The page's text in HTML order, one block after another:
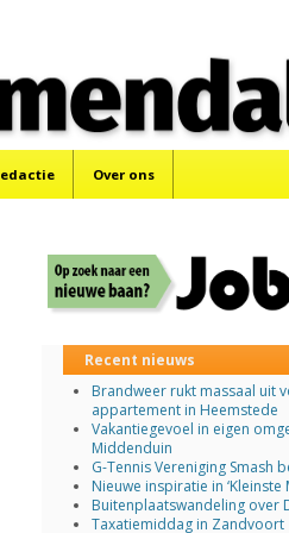
Over ons
Recent nieuws
Brandweer rukt massaal uit
appartement in Heemstede
Vakantiegevoel in eigen
Middenduin
G-Tennis Vereniging Smash
Nieuwe inspiratie in ‘Kleinste
Buitenplaatswandeling over
Taxatiemiddag in Zandvoort